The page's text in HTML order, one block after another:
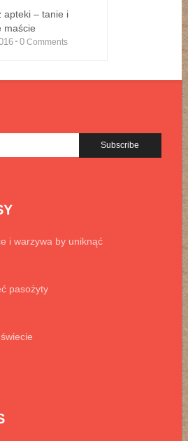
apteki – tanie i
maście
0 Comments
i warzywa by uniknąć
pasożyty